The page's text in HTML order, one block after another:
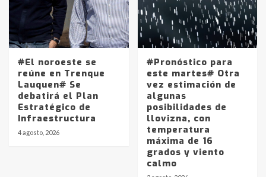
#El noroeste se
reúne en Trenque
Lauquen# Se
debatirá el Plan
Estratégico de
Infraestructura
4 agosto, 2026
#Pronóstico para
este martes# Otra
vez estimación de
algunas
posibilidades de
llovizna, con
temperatura
máxima de 16
grados y viento
calmo
4
Accidente en Ruta 5: falleció un
joven de Trenque Lauquen
5
Los precios de los combustibles en
La Pampa, desde YPF hasta Axion
entre 857 a 1338 pesos
La Bolsa de Cereales de Bahía
Blanca anticipa que Agosto vendrá
con lluvias y heladas, en gran parte